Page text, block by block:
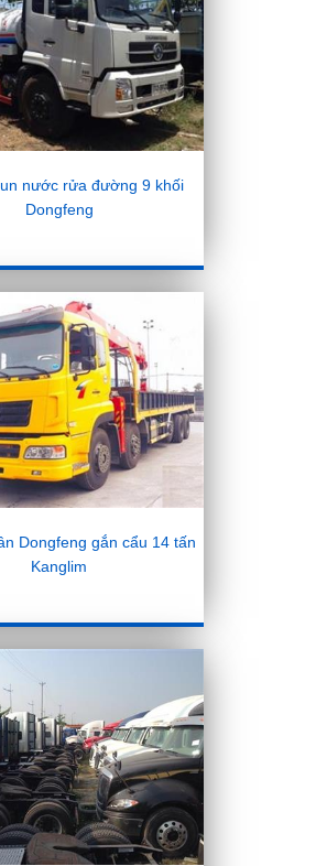
nước rửa đường 9 khối
Dongfeng
Dongfeng gắn cẩu 14 tấn
Kanglim